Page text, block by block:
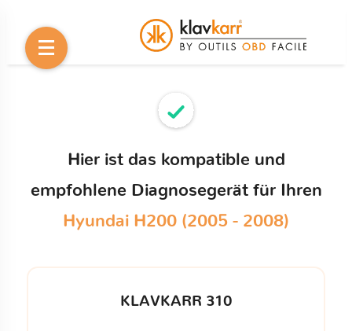
Hier ist das kompatible und
empfohlene Diagnosegerät für Ihren
Hyundai H200 (2005 - 2008)
KLAVKARR 310